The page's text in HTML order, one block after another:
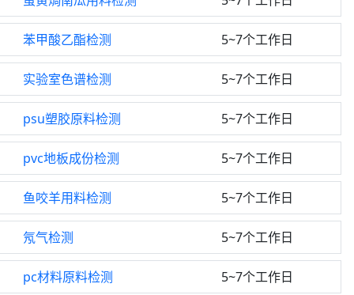
苯甲酸乙酯检测 5~7个工作日
实验室色谱检测 5~7个工作日
psu塑胶原料检测 5~7个工作日
pvc地板成份检测 5~7个工作日
鱼咬羊用料检测 5~7个工作日
氖气检测 5~7个工作日
pc材料原料检测 5~7个工作日